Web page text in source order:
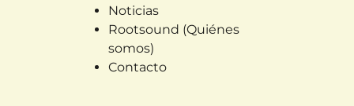
Noticias
Rootsound (Quiénes
somos)
Contacto